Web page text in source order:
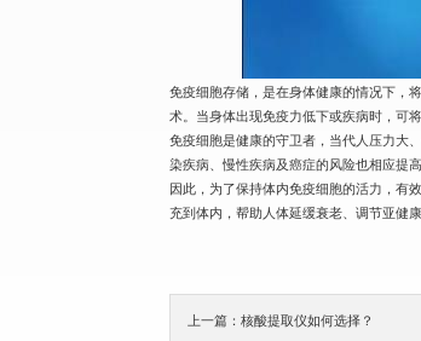
免疫细胞存储，是在身体健康的情况下，
术。当身体出现免疫力低下或疾病时，可
免疫细胞是健康的守卫者，当代人压力大
染疾病、慢性疾病及癌症的风险也相应提
因此，为了保持体内免疫细胞的活力，有
充到体内，帮助人体延缓衰老、调节亚健康
上一篇：核酸提取仪如何选择？